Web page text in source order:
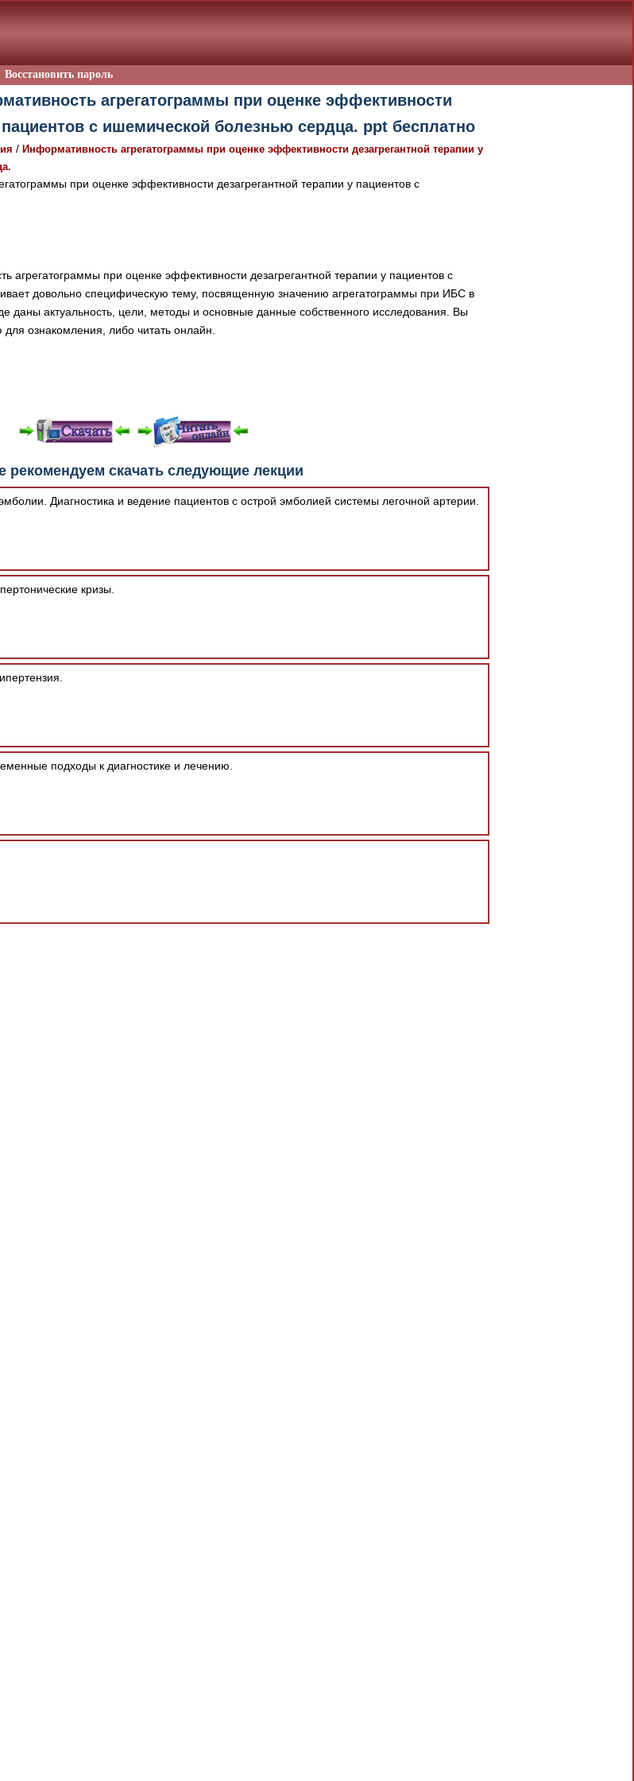
Восстановить пароль
агрегатограммы при оценке эффективности
пациентов с ишемической болезнью сердца. ppt бесплатно
/ Информативность агрегатограммы при оценке эффективности дезагрегантной терапии у
при оценке эффективности дезагрегантной терапии у пациентов с
агрегатограммы при оценке эффективности дезагрегантной терапии у пациентов с
довольно специфическую тему, посвященную значению агрегатограммы при ИБС в
даны актуальность, цели, методы и основные данные собственного исследования. Вы
ознакомления, либо читать онлайн.
возможны различные ошибки отображения документа в результате отсутствия
и изменения размеров исходных шаблонов. При скачивании документа данная
обеспечением автоматически.
рекомендуем скачать следующие лекции
Диагностика и ведение пациентов с острой эмболией системы легочной артерии.
кризы.
подходы к диагностике и лечению.